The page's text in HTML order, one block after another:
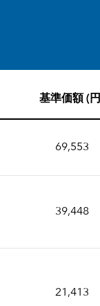
基準価額 (
69,553
39,448
21,413